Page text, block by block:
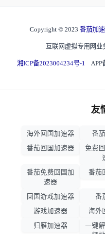
Copyright © 2023 番茄加
互联网虚拟专用网业
湘ICP备2023004234号-1 APP
友
海外回国加速器 番
番茄回国加速器
免费
番茄免费回国加
速器
番茄
回国游戏加速器
番
游戏加速器
海外
归雁加速器
一键